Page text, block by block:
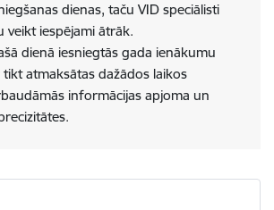
dienas, taču VID speciālisti
veikt iespējami ātrāk.
dienā iesniegtās gada ienākumu
atmaksātas dažādos laikos
informācijas apjoma un